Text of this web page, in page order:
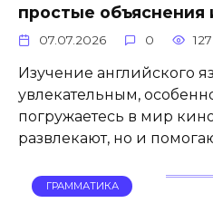
простые объяснения
07.07.2026 0 127
Изучение английского
увлекательным,
погружаетесь в мир
развлекают, но и
ГРАММАТИКА